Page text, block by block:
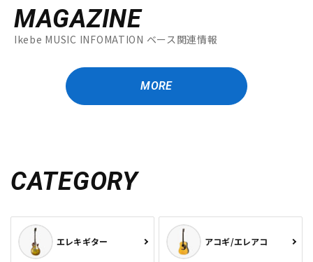
MAGAZINE
Ikebe MUSIC INFOMATION ベース関連情報
MORE
CATEGORY
エレキギター アコギ/エレアコ